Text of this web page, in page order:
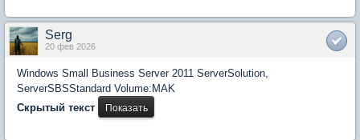
Serg
20 фев 2026
Windows Small Business Server 2011 ServerSolution,
ServerSBSStandard Volume:MAK
Скрытый текст